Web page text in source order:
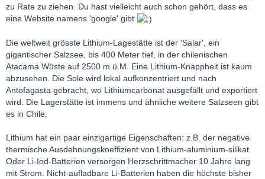
zu Rate zu ziehen. Du hast vielleicht auch schon gehört, dass es
eine Website namens 'google' gibt
Die weltweit grösste Lithium-Lagestätte ist der 'Salar', ein
gigantischer Salzsee, bis 400 Meter tief, in der chilenischen
Atacama Wüste auf 2500 m ü.M. Eine Lithium-Knappheit ist kaum
abzusehen. Die Sole wird lokal aufkonzentriert und nach
Antofagasta gebracht, wo Lithiumcarbonat ausgefällt und exportiert
wird. Die Lagerstätte ist immens und ähnliche weitere Salzseen gibt
es in Chile.
Lithium hat ein paar einzigartige Eigenschaften: z.B. der negative
thermische Ausdehnungskoeffizient von Lithium-aluminium-silikat.
Oder Li-Iod-Batterien versorgen Herzschrittmacher 10 Jahre lang
mit Strom. Nicht-aufladbare Li-Batterien haben die höchste bisher